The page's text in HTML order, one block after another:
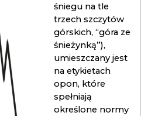
śniegu na tle
trzech szczytów
górskich, “góra ze
śnieżynką”),
umieszczany jest
na etykietach
opon, które
spełniają
określone normy